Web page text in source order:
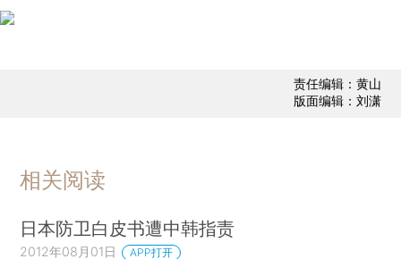
责任编辑：黄山
版面编辑：刘潇
相关阅读
日本防卫白皮书遭中韩指责
2012年08月01日 APP打开